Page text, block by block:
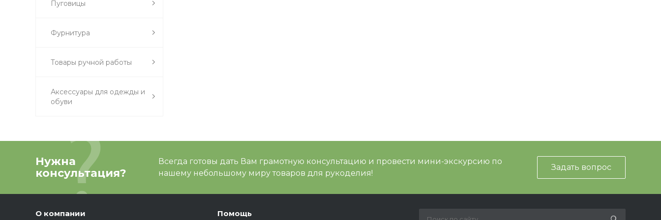
Пуговицы
Фурнитура
Товары ручной работы
Аксессуары для одежды и
обуви
Нужна
консультация?
Всегда готовы дать Вам грамотную консультацию и провести мини-экскурсию по
нашему небольшому миру товаров для рукоделия!
Задать вопрос
О компании Помощь